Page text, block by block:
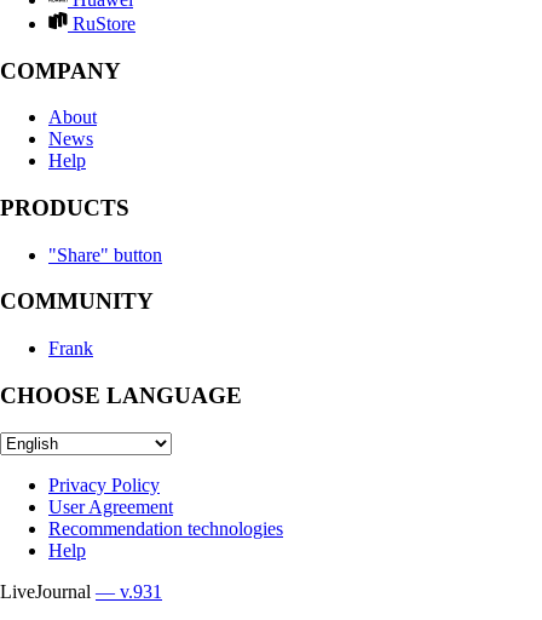
RuStore
COMPANY
About
News
Help
PRODUCTS
"Share" button
COMMUNITY
Frank
CHOOSE LANGUAGE
Privacy Policy
User Agreement
Recommendation technologies
Help
LiveJournal — v.931